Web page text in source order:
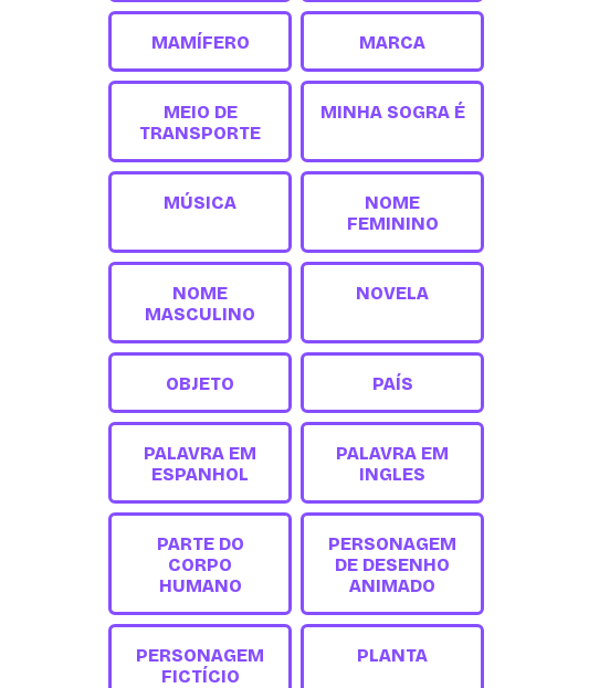
MAMÍFERO MARCA
MEIO DE
TRANSPORTE
MINHA SOGRA É
MÚSICA
NOME
FEMININO
NOME
MASCULINO
NOVELA
OBJETO PAÍS
PALAVRA EM
ESPANHOL
PALAVRA EM
INGLES
PARTE DO
CORPO
HUMANO
PERSONAGEM
DE DESENHO
ANIMADO
PERSONAGEM
FICTÍCIO
PLANTA